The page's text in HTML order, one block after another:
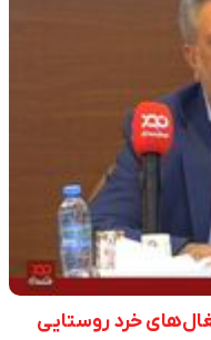
خرد روستایی